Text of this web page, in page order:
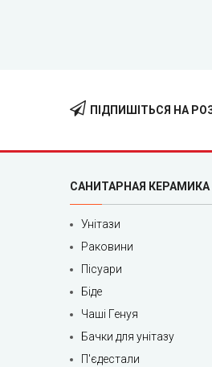
ПІДПИШІТЬСЯ НА
САНИТАРНАЯ КЕРАМИКА
Унітази
Раковини
Пісуари
Біде
Чаші Генуя
Бачки для унітазу
П'єдестали